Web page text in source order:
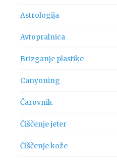
Astrologija
Avtopralnica
Brizganje plastike
Canyoning
Čarovnik
Čiščenje jeter
Čiščenje kože